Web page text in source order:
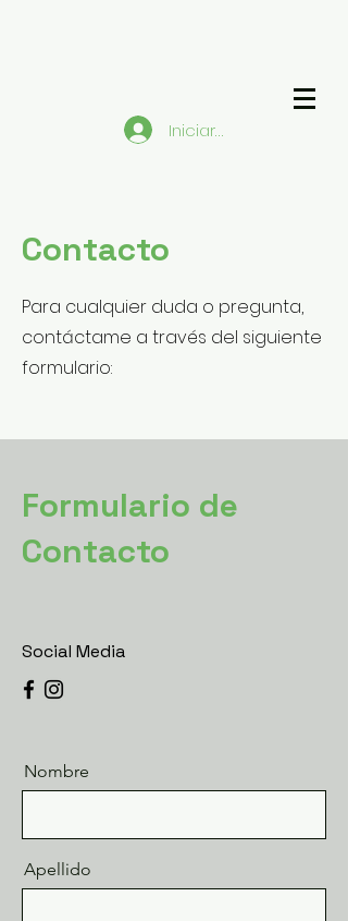
Iniciar sesión
Contacto
Para cualquier duda o pregunta,
contáctame a través del siguiente
formulario:
Formulario de
Contacto
Social Media
Nombre
Apellido